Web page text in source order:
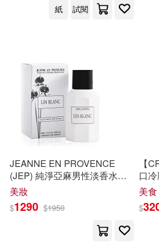
姜亞玲、王國龍(1)
姬亞芹，吳麗萍，金陶勝(1)
孫大川(1) 孫萌（主編
小山幸彦 (写真)(1) 小
世界圖書出版公司北京公司(1)
中國人口出版社(1)
中國人民大學出版社(1)
中國國際廣播出版社(1)
中國對外翻譯出版公司(1)
紙
試閱
JEANNE EN PROVENCE
(JEP) 純淨亞麻男性淡香水
100ML (原廠公司貨)
美妝
$1290 $1950
【
口
味)
美食
$